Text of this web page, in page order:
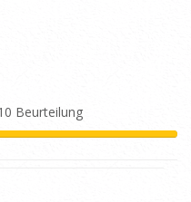
Beurteilung